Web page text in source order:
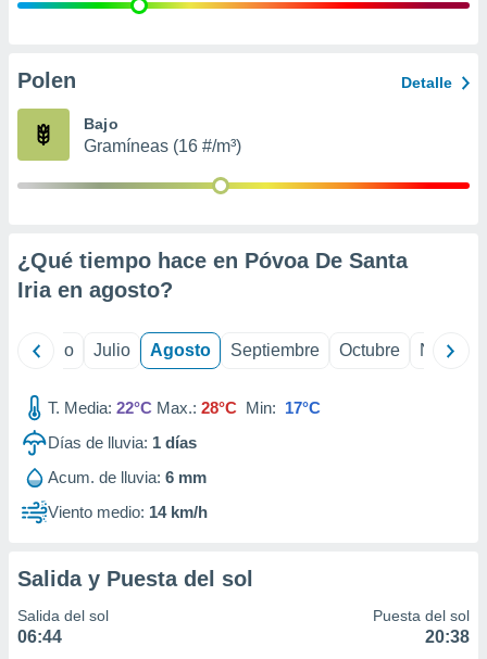
e
publicidad
Polen Detalle
Bajo
Gramíneas (16 #/m³)
¿Qué tiempo hace en Póvoa De Santa
Iria en agosto?
Junio Julio Agosto Septiembre Octubre
T. Media: 22°C Max.: 28°C Min: 17°C
Días de lluvia: 1 días
Acum. de lluvia: 6 mm
Viento medio: 14 km/h
Salida y Puesta del sol
Salida del sol
06:44
Puesta del sol
20:38